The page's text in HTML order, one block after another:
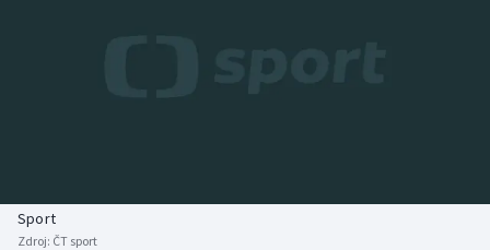
Boby a skeleton
AZ kvíz
Sport
Zdroj: ČT sport